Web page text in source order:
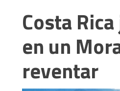
Costa
en un
reventar